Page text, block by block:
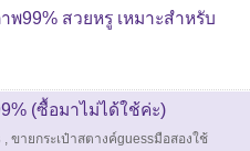
พ99% สวยหรู เหมาะสำหรับ
(ซื้อมาไม่ได้ใช้ค่ะ)
, ขายกระเป๋าสตางค์guessมือสองใช้